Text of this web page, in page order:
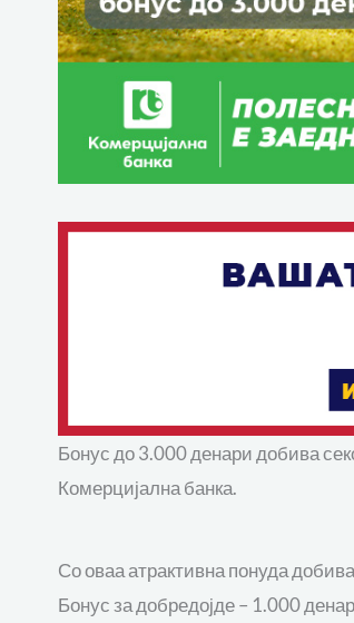
Бонус до 3.000 денари добива
Комерцијална банка.
Со оваа атрактивна понуда
Бонус за добредојде – 1.000